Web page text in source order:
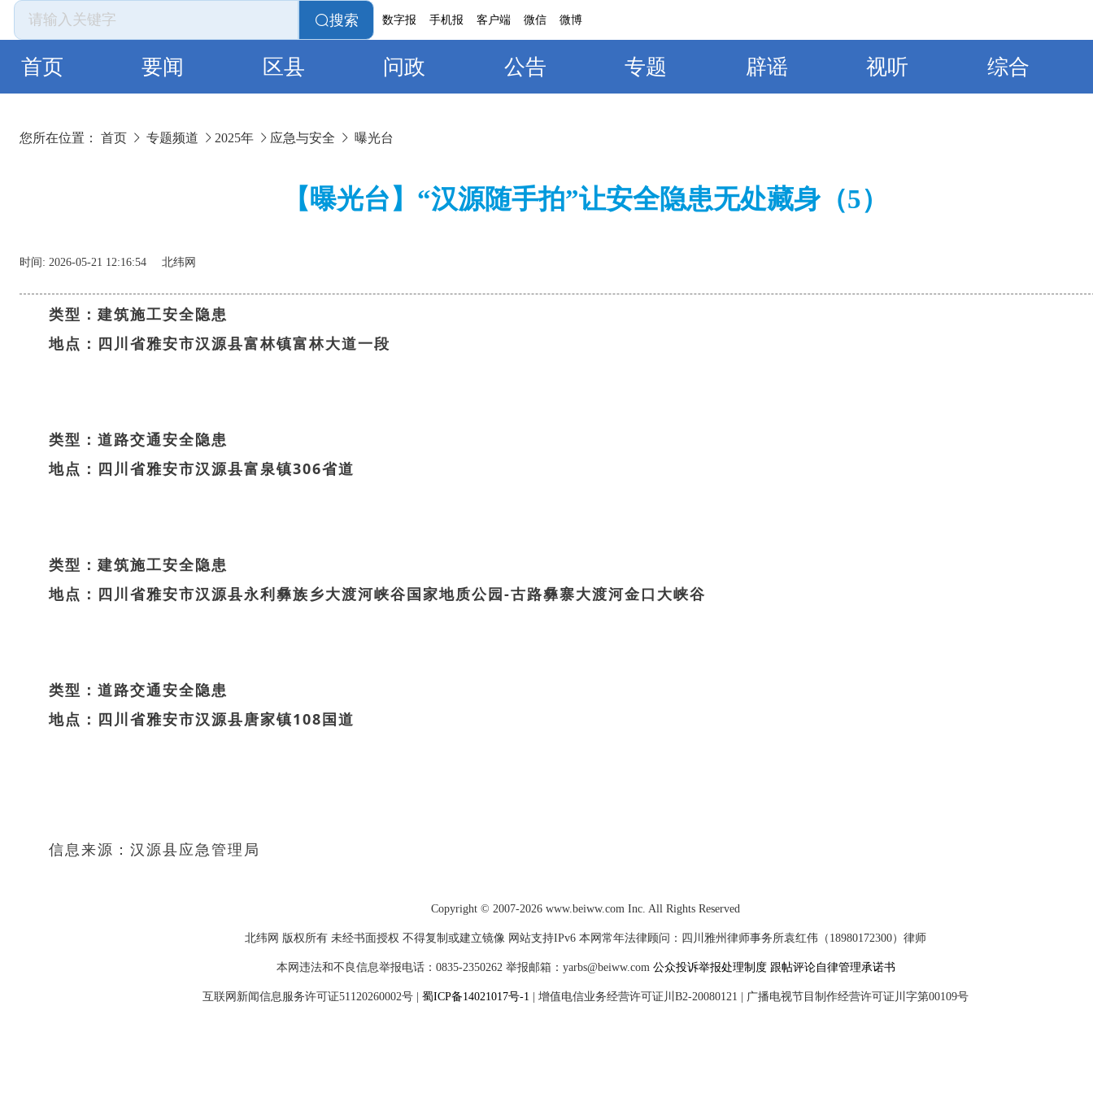
搜索 数字报 手机报 客户端 微信 微博
首页 要闻 区县 问政 公告 专题 辟谣 视听 综合
您所在位置： 首页 专题频道 2025年 应急与安全 曝光台
【曝光台】“汉源随手拍”让安全隐患无处藏身（5）
时间: 2026-05-21 12:16:54 北纬网
类型：建筑施工安全隐患
地点：四川省雅安市汉源县富林镇富林大道一段
类型：道路交通安全隐患
地点：四川省雅安市汉源县富泉镇306省道
类型：建筑施工安全隐患
地点：四川省雅安市汉源县永利彝族乡大渡河峡谷国家地质公园-古路彝寨大渡河金口大峡谷
类型：道路交通安全隐患
地点：四川省雅安市汉源县唐家镇108国道
信息来源：汉源县应急管理局
Copyright © 2007-2026 www.beiww.com Inc. All Rights Reserved
北纬网 版权所有 未经书面授权 不得复制或建立镜像 网站支持IPv6 本网常年法律顾问：四川雅州律师事务所袁红伟（18980172300）律师
本网违法和不良信息举报电话：0835-2350262 举报邮箱：yarbs@beiww.com 公众投诉举报处理制度 跟帖评论自律管理承诺书
互联网新闻信息服务许可证51120260002号 蜀ICP备14021017号-1 增值电信业务经营许可证川B2-20080121 广播电视节目制作经营许可证川字第00109号